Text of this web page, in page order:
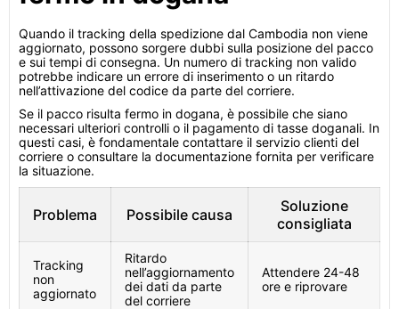
Quando il tracking della spedizione dal Cambodia non viene
aggiornato, possono sorgere dubbi sulla posizione del pacco
e sui tempi di consegna. Un numero di tracking non valido
potrebbe indicare un errore di inserimento o un ritardo
nell’attivazione del codice da parte del corriere.
Se il pacco risulta fermo in dogana, è possibile che siano
necessari ulteriori controlli o il pagamento di tasse doganali. In
questi casi, è fondamentale contattare il servizio clienti del
corriere o consultare la documentazione fornita per verificare
la situazione.
Problema Possibile causa
Soluzione
consigliata
Tracking
non
aggiornato
Ritardo
nell’aggiornamento
dei dati da parte
del corriere
Attendere 24-48
ore e riprovare